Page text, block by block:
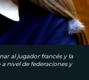
al jugador francés y la
nivel de federaciones y